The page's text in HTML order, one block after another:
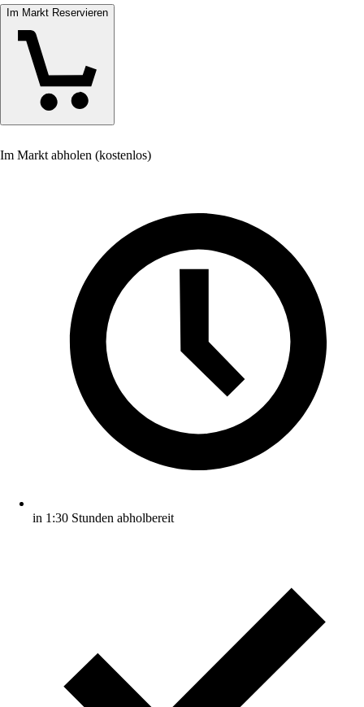
Im Markt Reservieren
Im Markt abholen (kostenlos)
in 1:30 Stunden abholbereit